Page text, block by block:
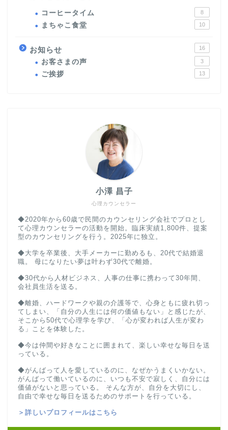
コーヒータイム 8
まちゃこ食堂 10
お知らせ 16
お客さまの声 3
ご挨拶 13
心理カウンセラー
小澤 昌子
◆2020年から60歳で民間のカウンセリング会社でプロとし
て心理カウンセラーの活動を開始。臨床実績1,800件、提案
型のカウンセリングを行う。2025年に独立。
◆大学を卒業後、大手メーカーに勤めるも、20代で結婚退
職。 母になりたい夢は叶わず30代で離婚。
◆30代から人材ビジネス、人事の仕事に携わって30年間、
会社員生活を送る。
◆離婚、ハードワークや親の介護等で、心身ともに疲れ切っ
てしまい、「自分の人生には何の価値もない」と感じたが、
そこから50代で心理学を学び、「心が変われば人生が変わ
る」ことを体験した。
◆今は仲間や好きなことに囲まれて、楽しい幸せな毎日を送
っている。
◆がんばって人を愛しているのに、なぜかうまくいかない。
がんばって働いているのに、いつも不安で寂しく、自分には
価値がないと思っている。 そんな方が、自分を大切にし、
自由で幸せな毎日を送るためのサポートを行っている。
＞詳しいプロフィールはこちら